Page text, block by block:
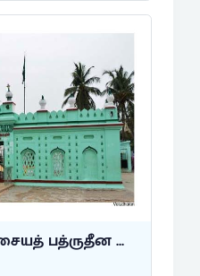
பத்ருதீன ...